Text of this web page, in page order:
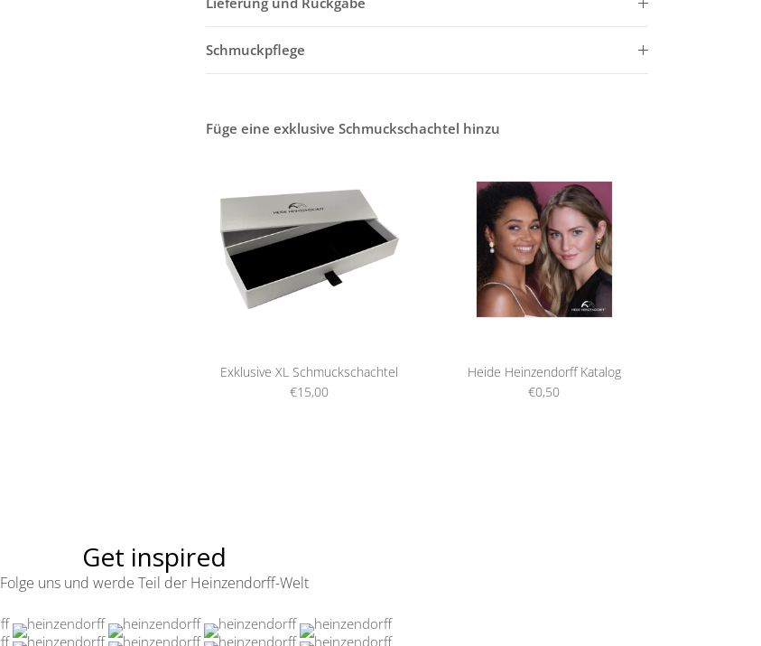
Schmuckpflege
Füge eine exklusive Schmuckschachtel hinzu
Exklusive XL Schmuckschachtel
€15,00
Heide Heinzendorff Katalog
€0,50
Get inspired
Folge uns und werde Teil der Heinzendorff-Welt